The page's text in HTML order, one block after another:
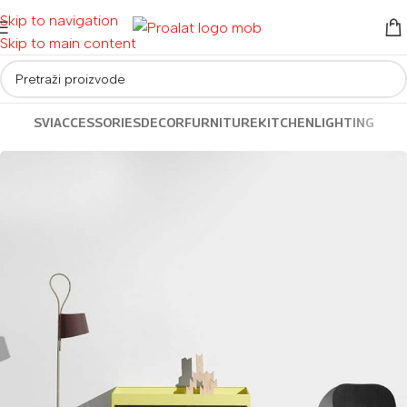
Skip to navigation
Skip to main content
SVIACCESSORIESDECORFURNITUREKITCHENLIGHTING